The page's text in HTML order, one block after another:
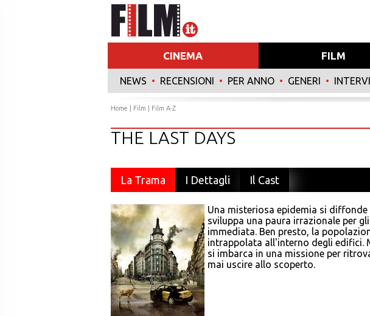
CINEMA FILM
NEWS • RECENSIONI • PER ANNO • GENERI •
Home Film Film A-Z
THE LAST DAYS
La Trama I Dettagli Il Cast
Una misteriosa epidemia si
sviluppa una paura irrazionale per
immediata. Ben presto, la
intrappolata all'interno degli edifici.
si imbarca in una missione per
mai uscire allo scoperto.